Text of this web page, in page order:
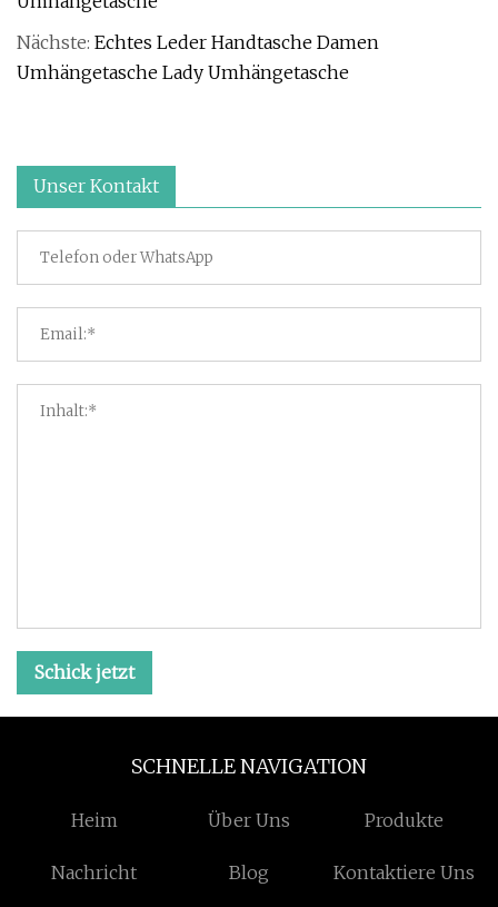
Nächste: Echtes Leder Handtasche Damen
Umhängetasche Lady Umhängetasche
Unser Kontakt
Schick jetzt
SCHNELLE NAVIGATION
Heim Über Uns Produkte
Nachricht Blog Kontaktiere Uns